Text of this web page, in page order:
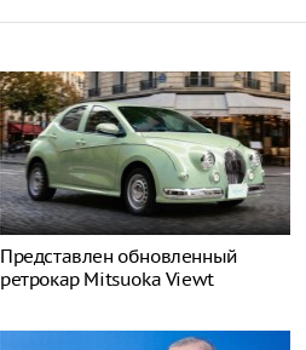
Представлен обновленный
ретрокар Mitsuoka Viewt